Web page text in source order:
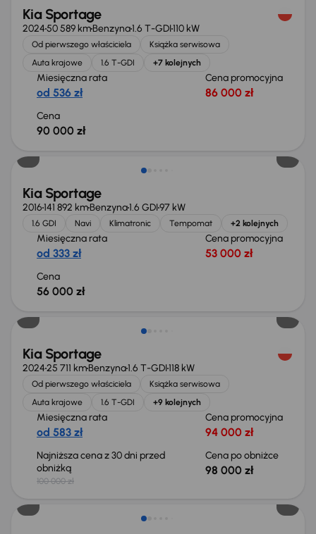
Kia Sportage
202450 589 kmBenzyna1.6 T-GDI110 kW
Od pierwszego właściciela
Książka serwisowa
Auta krajowe
1.6 T-GDI +7 kolejnych
Miesięczna rata
od 536 zł
Cena promocyjna
86 000 zł
Cena
90 000 zł
Kia Sportage
2016141 892 kmBenzyna1.6 GDI97 kW
1.6 GDI Navi Klimatronic Tempomat +2 kolejnych
Miesięczna rata
od 333 zł
Cena promocyjna
53 000 zł
Cena
56 000 zł
Taniej o 2 000 zł
Kia Sportage
202425 711 kmBenzyna1.6 T-GDI118 kW
Od pierwszego właściciela
Książka serwisowa
Auta krajowe
1.6 T-GDI +9 kolejnych
Miesięczna rata
od 583 zł
Cena promocyjna
94 000 zł
Najniższa cena z 30 dni przed
obniżką
100 000 zł
Cena po obniżce
98 000 zł